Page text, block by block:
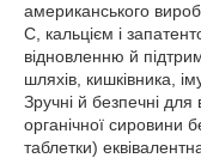
американського
С, кальцієм і
відновленню й
шляхів, кишківника,
Зручні й безпечні для
органічної сировини
таблетки)